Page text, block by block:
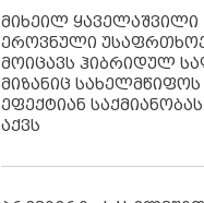
მიხეილ
ეროვნული
მოიცავს ჰიბრიდულ
მიზანიც სახელმწიფოს
ეფექტიან
აქვს